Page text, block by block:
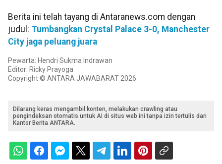
Berita ini telah tayang di Antaranews.com dengan
judul: Tumbangkan Crystal Palace 3-0, Manchester
City jaga peluang juara
Pewarta: Hendri Sukma Indrawan
Editor: Ricky Prayoga
Copyright © ANTARA JAWABARAT 2026
Dilarang keras mengambil konten, melakukan crawling atau
pengindeksan otomatis untuk AI di situs web ini tanpa izin tertulis dari
Kantor Berita ANTARA.